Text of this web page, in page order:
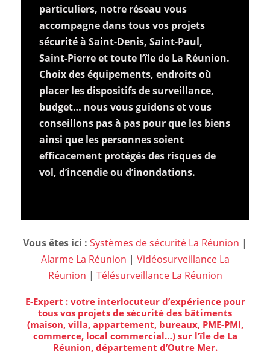
particuliers, notre réseau vous
accompagne dans tous vos projets
sécurité à Saint-Denis, Saint-Paul,
Saint-Pierre et toute l’île de La Réunion.
Choix des équipements, endroits où
placer les dispositifs de surveillance,
budget… nous vous guidons et vous
conseillons pas à pas pour que les biens
ainsi que les personnes soient
efficacement protégés des risques de
vol, d’incendie ou d’inondations.
Vous êtes ici : Systèmes de sécurité La Réunion |
Alarme La Réunion | Vidéosurveillance La
Réunion | Télésurveillance La Réunion
E-Expert : votre interlocuteur d’expérience pour
tous vos projets de sécurité des bâtiments
(maison, villa, appartement, bureaux, PME-PMI,
commerce, local commercial…) sur l’île de La
Réunion, département d’Outre Mer.